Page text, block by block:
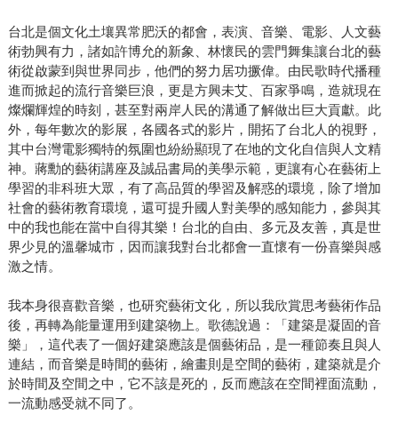
台北是個文化土壤異常肥沃的都會，表演、音樂、電影、人文藝
術勃興有力，諸如許博允的新象、林懷民的雲門舞集讓台北的藝
術從啟蒙到與世界同步，他們的努力居功撅偉。由民歌時代播種
進而掀起的流行音樂巨浪，更是方興未艾、百家爭鳴，造就現在
燦爛輝煌的時刻，甚至對兩岸人民的溝通了解做出巨大貢獻。此
外，每年數次的影展，各國各式的影片，開拓了台北人的視野，
其中台灣電影獨特的氛圍也紛紛顯現了在地的文化自信與人文精
神。蔣勳的藝術講座及誠品書局的美學示範，更讓有心在藝術上
學習的非科班大眾，有了高品質的學習及解惑的環境，除了增加
社會的藝術教育環境，還可提升國人對美學的感知能力，參與其
中的我也能在當中自得其樂！台北的自由、多元及友善，真是世
界少見的溫馨城市，因而讓我對台北都會一直懷有一份喜樂與感
激之情。
我本身很喜歡音樂，也研究藝術文化，所以我欣賞思考藝術作品
後，再轉為能量運用到建築物上。歌德說過：「建築是凝固的音
樂」，這代表了一個好建築應該是個藝術品，是一種節奏且與人
連結，而音樂是時間的藝術，繪畫則是空間的藝術，建築就是介
於時間及空間之中，它不該是死的，反而應該在空間裡面流動，
一流動感受就不同了。